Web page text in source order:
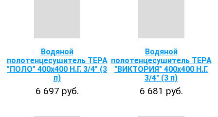
Водяной
полотенцесушитель ТЕРА
"ПОЛО" 400х400 Н.Г. 3/4" (3
п)
6 697 руб.
Водяной
полотенцесушитель ТЕРА
"ВИКТОРИЯ" 400х400 Н.Г.
3/4" (3 п)
6 681 руб.